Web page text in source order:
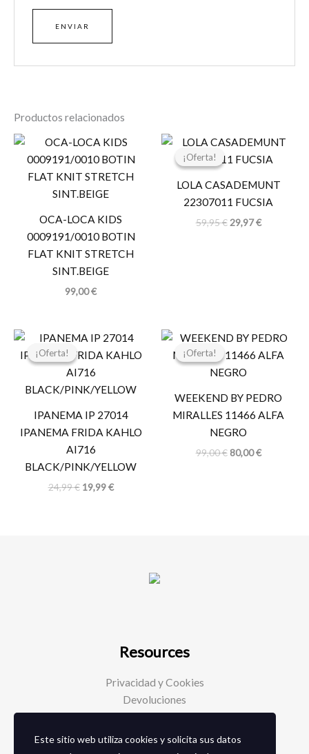
Productos relacionados
OCA-LOCA KIDS
0009191/0010 BOTIN
FLAT KNIT STRETCH
SINT.BEIGE
99,00€
¡Oferta!
¡Oferta!
LOLA CASADEMUNT
22307011 FUCSIA
59,95€
El
original
59,95 €.
29,97€
El
actual
29,97 €.
¡Oferta!
¡Oferta!
IPANEMA IP 27014
IPANEMA FRIDA KAHLO
AI716
BLACK/PINK/YELLOW
24,99€
El
original
era:
24,99 €.
19,99€
El
actual
19,99 €.
¡Oferta!
¡Oferta!
WEEKEND BY PEDRO
MIRALLES 11466 ALFA
NEGRO
99,00€
El
original
era:
80,00€
El
actual
Resources
Privacidad y Cookies
Devoluciones
Social Media
Este sitio web utiliza cookies y solicita sus datos